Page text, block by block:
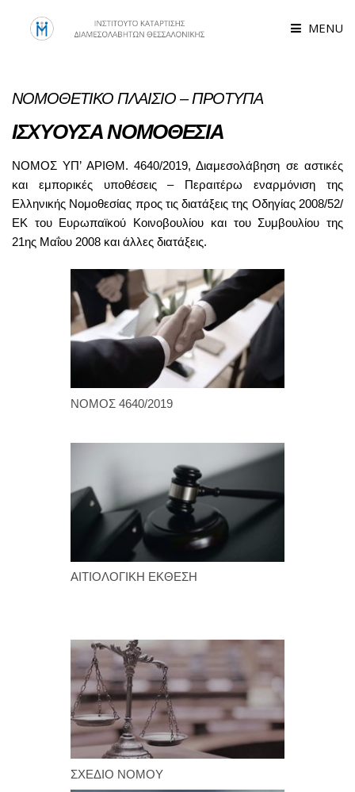
MENU
ΝΟΜΟΘΕΤΙΚΟ ΠΛΑΙΣΙΟ – ΠΡΟΤΥΠΑ
ΙΣΧΥΟΥΣΑ ΝΟΜΟΘΕΣΙΑ
ΝΟΜΟΣ ΥΠ’ ΑΡΙΘΜ. 4640/2019, Διαμεσολάβηση σε αστικές
και εμπορικές υποθέσεις – Περαιτέρω εναρμόνιση της
Ελληνικής Νομοθεσίας προς τις διατάξεις της Οδηγίας 2008/52/
ΕΚ του Ευρωπαϊκού Κοινοβουλίου και του Συμβουλίου της
21ης Μαΐου 2008 και άλλες διατάξεις.
ΝΟΜΟΣ 4640/2019
ΑΙΤΙΟΛΟΓΙΚΗ ΕΚΘΕΣΗ
ΣΧΕΔΙΟ ΝΟΜΟΥ